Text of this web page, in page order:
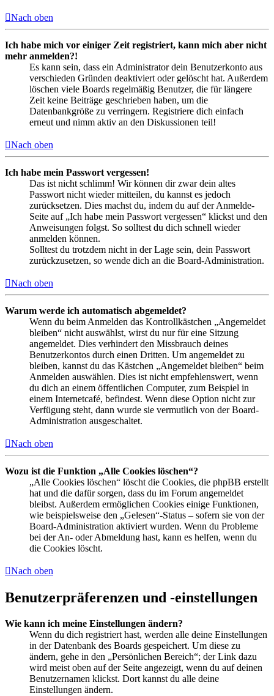
Nach oben
Ich habe mich vor einiger Zeit registriert, kann mich aber nicht
mehr anmelden?!
Es kann sein, dass ein Administrator dein Benutzerkonto aus
verschieden Gründen deaktiviert oder gelöscht hat. Außerdem
löschen viele Boards regelmäßig Benutzer, die für längere
Zeit keine Beiträge geschrieben haben, um die
Datenbankgröße zu verringern. Registriere dich einfach
erneut und nimm aktiv an den Diskussionen teil!
Nach oben
Ich habe mein Passwort vergessen!
Das ist nicht schlimm! Wir können dir zwar dein altes
Passwort nicht wieder mitteilen, du kannst es jedoch
zurücksetzen. Dies machst du, indem du auf der Anmelde-
Seite auf „Ich habe mein Passwort vergessen“ klickst und den
Anweisungen folgst. So solltest du dich schnell wieder
anmelden können.
Solltest du trotzdem nicht in der Lage sein, dein Passwort
zurückzusetzen, so wende dich an die Board-Administration.
Nach oben
Warum werde ich automatisch abgemeldet?
Wenn du beim Anmelden das Kontrollkästchen „Angemeldet
bleiben“ nicht auswählst, wirst du nur für eine Sitzung
angemeldet. Dies verhindert den Missbrauch deines
Benutzerkontos durch einen Dritten. Um angemeldet zu
bleiben, kannst du das Kästchen „Angemeldet bleiben“ beim
Anmelden auswählen. Dies ist nicht empfehlenswert, wenn
du dich an einem öffentlichen Computer, zum Beispiel in
einem Internetcafé, befindest. Wenn diese Option nicht zur
Verfügung steht, dann wurde sie vermutlich von der Board-
Administration ausgeschaltet.
Nach oben
Wozu ist die Funktion „Alle Cookies löschen“?
„Alle Cookies löschen“ löscht die Cookies, die phpBB erstellt
hat und die dafür sorgen, dass du im Forum angemeldet
bleibst. Außerdem ermöglichen Cookies einige Funktionen,
wie beispielsweise den „Gelesen“-Status – sofern sie von der
Board-Administration aktiviert wurden. Wenn du Probleme
bei der An- oder Abmeldung hast, kann es helfen, wenn du
die Cookies löscht.
Nach oben
Benutzerpräferenzen und -einstellungen
Wie kann ich meine Einstellungen ändern?
Wenn du dich registriert hast, werden alle deine Einstellungen
in der Datenbank des Boards gespeichert. Um diese zu
ändern, gehe in den „Persönlichen Bereich“; der Link dazu
wird meist oben auf der Seite angezeigt, wenn du auf deinen
Benutzernamen klickst. Dort kannst du alle deine
Einstellungen ändern.